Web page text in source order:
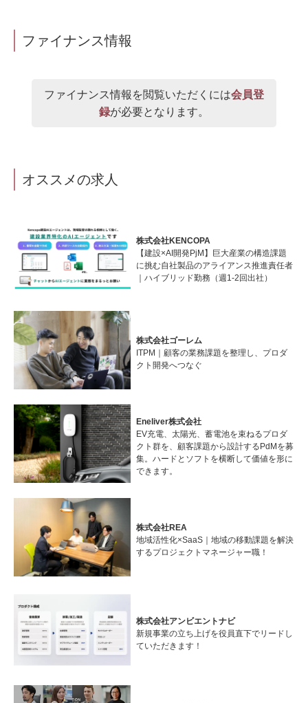
ファイナンス情報
ファイナンス情報を閲覧いただくには会員登
録が必要となります。
オススメの求人
株式会社KENCOPA
【建設×AI開発PjM】巨大産業の構造課題
に挑む自社製品のアライアンス推進責任者
｜ハイブリッド勤務（週1-2回出社）
株式会社ゴーレム
ITPM｜顧客の業務課題を整理し、プロダ
クト開発へつなぐ
Eneliver株式会社
EV充電、太陽光、蓄電池を束ねるプロダ
クト群を、顧客課題から設計するPdMを募
集。ハードとソフトを横断して価値を形に
できます。
株式会社REA
地域活性化×SaaS｜地域の移動課題を解決
するプロジェクトマネージャー職！
株式会社アンビエントナビ
新規事業の立ち上げを役員直下でリードし
ていただきます！